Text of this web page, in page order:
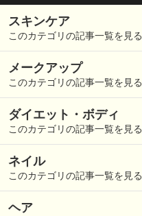
スキンケア
このカテゴリの記事一覧を見る
メークアップ
このカテゴリの記事一覧を見る
ダイエット・ボディ
このカテゴリの記事一覧を見る
ネイル
このカテゴリの記事一覧を見る
ヘア